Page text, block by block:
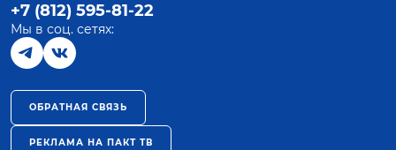
+7 (812) 595-81-22
Мы в соц. сетях:
ОБРАТНАЯ СВЯЗЬ
РЕКЛАМА НА ПАКТ ТВ